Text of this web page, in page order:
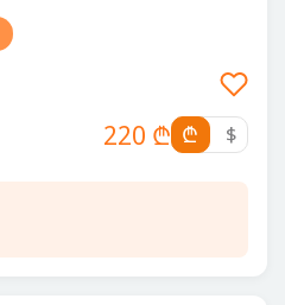
220 ₾ ₾ $